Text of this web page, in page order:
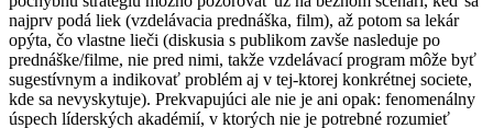
najprv podá liek (vzdelávacia prednáška, film), až potom sa lekár
opýta, čo vlastne lieči (diskusia s publikom zavše nasleduje po
prednáške/filme, nie pred nimi, takže vzdelávací program môže byť
sugestívnym a indikovať problém aj v tej-ktorej konkrétnej societe,
kde sa nevyskytuje). Prekvapujúci ale nie je ani opak: fenomenálny
úspech líderských akadémií, v ktorých nie je potrebné rozumieť